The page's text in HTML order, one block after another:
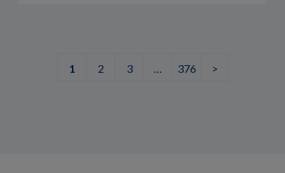
1 2 3 … 376 >